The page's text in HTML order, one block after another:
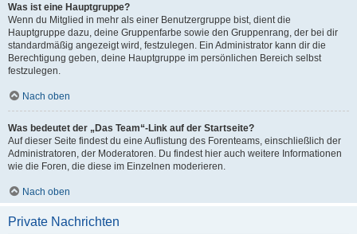
Was ist eine Hauptgruppe?
Wenn du Mitglied in mehr als einer Benutzergruppe bist, dient die
Hauptgruppe dazu, deine Gruppenfarbe sowie den Gruppenrang, der bei dir
standardmäßig angezeigt wird, festzulegen. Ein Administrator kann dir die
Berechtigung geben, deine Hauptgruppe im persönlichen Bereich selbst
festzulegen.
Nach oben
Was bedeutet der „Das Team“-Link auf der Startseite?
Auf dieser Seite findest du eine Auflistung des Forenteams, einschließlich der
Administratoren, der Moderatoren. Du findest hier auch weitere Informationen
wie die Foren, die diese im Einzelnen moderieren.
Nach oben
Private Nachrichten